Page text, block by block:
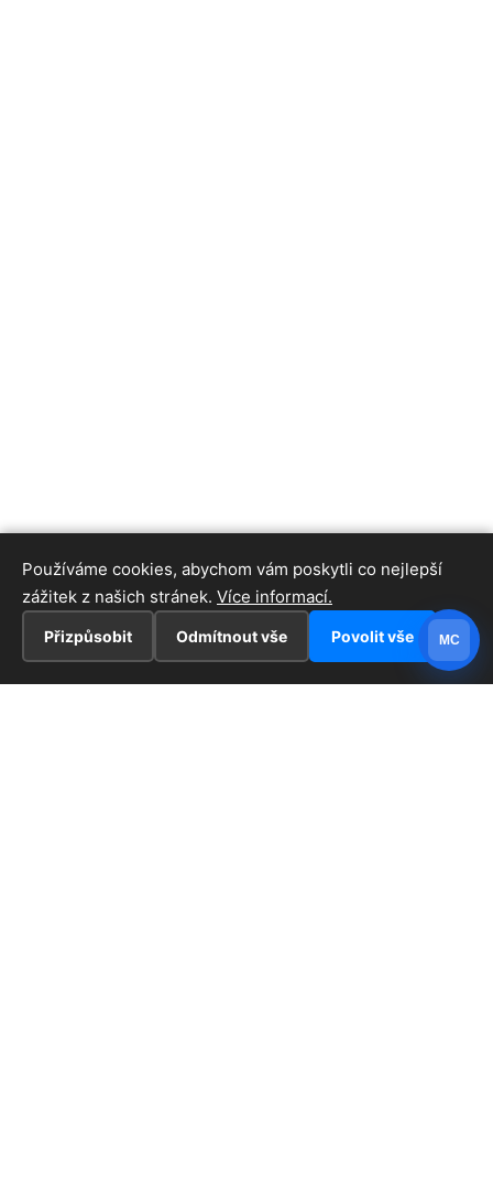
Používáme cookies, abychom vám poskytli co nejlepší
zážitek z našich stránek. Více informací.
Přizpůsobit Odmítnout vše Povolit vše MC